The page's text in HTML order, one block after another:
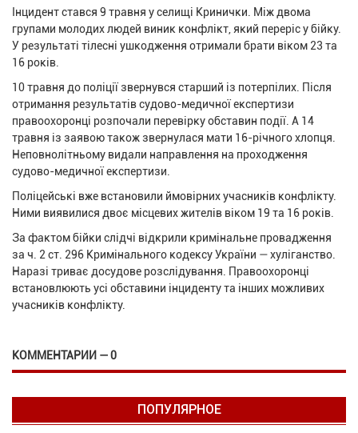
Інцидент стався 9 травня у селищі Кринички. Між двома
групами молодих людей виник конфлікт, який переріс у бійку.
У результаті тілесні ушкодження отримали брати віком 23 та
16 років.
10 травня до поліції звернувся старший із потерпілих. Після
отримання результатів судово-медичної експертизи
правоохоронці розпочали перевірку обставин події. А 14
травня із заявою також звернулася мати 16-річного хлопця.
Неповнолітньому видали направлення на проходження
судово-медичної експертизи.
Поліцейські вже встановили ймовірних учасників конфлікту.
Ними виявилися двоє місцевих жителів віком 19 та 16 років.
За фактом бійки слідчі відкрили кримінальне провадження
за ч. 2 ст. 296 Кримінального кодексу України — хуліганство.
Наразі триває досудове розслідування. Правоохоронці
встановлюють усі обставини інциденту та інших можливих
учасників конфлікту.
КОММЕНТАРИИ — 0
ПОПУЛЯРНОЕ